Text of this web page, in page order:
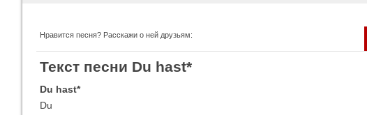
Imagine Dragons
Все песни
Нравится песня? Расскажи о ней друзьям:
Текст песни Du hast*
Du hast*
Du